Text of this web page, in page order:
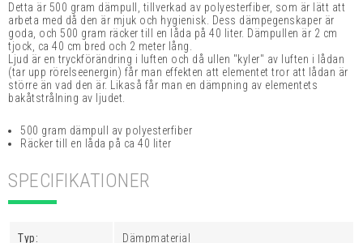
Detta är 500 gram dämpull, tillverkad av polyesterfiber, som är lätt att
arbeta med då den är mjuk och hygienisk. Dess dämpegenskaper är
goda, och 500 gram räcker till en låda på 40 liter. Dämpullen är 2 cm
tjock, ca 40 cm bred och 2 meter lång.
Ljud är en tryckförändring i luften och då ullen "kyler" av luften i lådan
(tar upp rörelseenergin) får man effekten att elementet tror att lådan är
större än vad den är. Likaså får man en dämpning av elementets
bakåtstrålning av ljudet.
500 gram dämpull av polyesterfiber
Räcker till en låda på ca 40 liter
SPECIFIKATIONER
Typ: Dämpmaterial